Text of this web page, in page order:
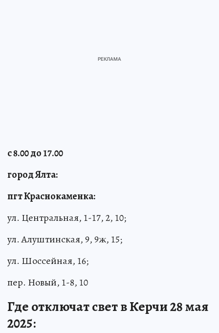
с 8.00 до 17.00
город Ялта:
пгт Краснокаменка:
ул. Центральная, 1-17, 2, 10;
ул. Алуштинская, 9, 9ж, 15;
ул. Шоссейная, 16;
пер. Новый, 1-8, 10
Где отключат свет в Керчи 28 мая
2025: